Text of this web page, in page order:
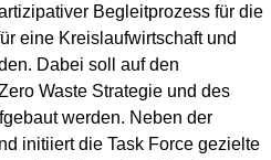
Begleitprozess für die
eine Kreislaufwirtschaft und
Dabei soll auf den
Waste Strategie und des
werden. Neben der
initiiert die Task Force gezielte